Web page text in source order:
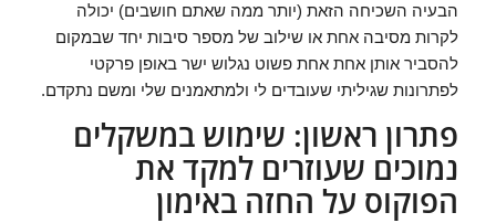
הבעיה השכיחה הזאת (יותר ממה שאתם חושבים) יכולה
לקרות מסיבה אחת או שילוב של מספר סיבות יחד שבמקום
להסביר אותן אחת אחת פשוט נגלוש ישר באופן פרקטי
לפתרונות שגיליתי שעובדים לי ולמתאמנים שלי ומשם נתקדם.
פתרון ראשון: שימוש במשקלים
נמוכים שעוזרים למקד את
הפוקוס על החזה באימון